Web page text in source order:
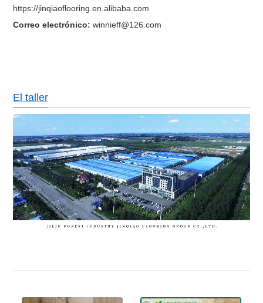
https://jinqiaoflooring.en.alibaba.com
Correo electrónico:winnieff@126.com
El taller